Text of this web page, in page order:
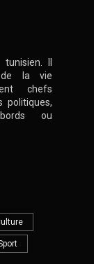
Il
de la vie
chefs
politiques,
ou